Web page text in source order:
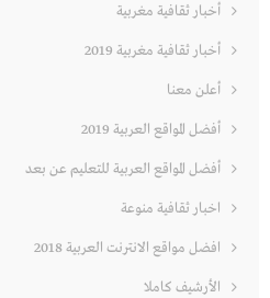
أخبار ثقافية مغربية
أخبار ثقافية مغربية 2019
أعلن معنا
أفضل المواقع العربية 2019
أفضل المواقع العربية للتعليم عن بعد
اخبار ثقافية منوعة
افضل مواقع الانترنت العربية 2018
الأرشيف كاملا